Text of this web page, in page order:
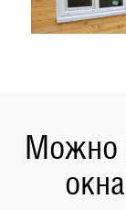
Можно